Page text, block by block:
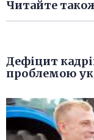
Читайте
Дефіцит
проблемою